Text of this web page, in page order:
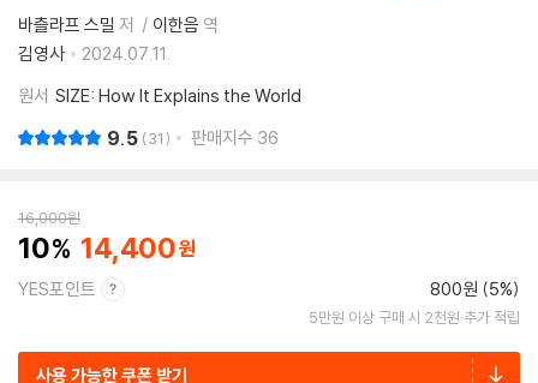
바츨라프 스밀 저 이한음 역
김영사
2024.07.11.
원서 SIZE: How It Explains the World
9.5 31 판매지수 36
16,000원
10 14,400
YES포인트 800원 (5%)
5만원 이상 구매 시 2천원 추가 적립
사용 가능한 쿠폰 받기